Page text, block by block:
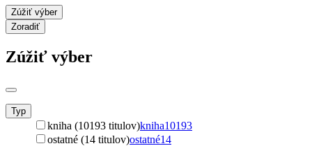
Zúžiť výber
Zoradiť
Zúžiť výber
Typ
kniha (10193 titulov)kniha10193
ostatné (14 titulov)ostatné14